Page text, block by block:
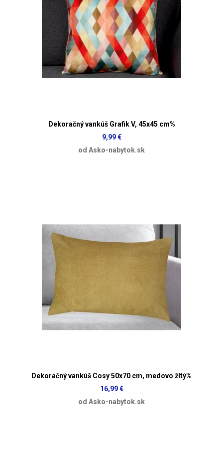
Dekoračný vankúš Grafik V, 45x45 cm%
9,99 €
od Asko-nabytok.sk
Dekoračný vankúš Cosy 50x70 cm, medovo žltý%
16,99 €
od Asko-nabytok.sk